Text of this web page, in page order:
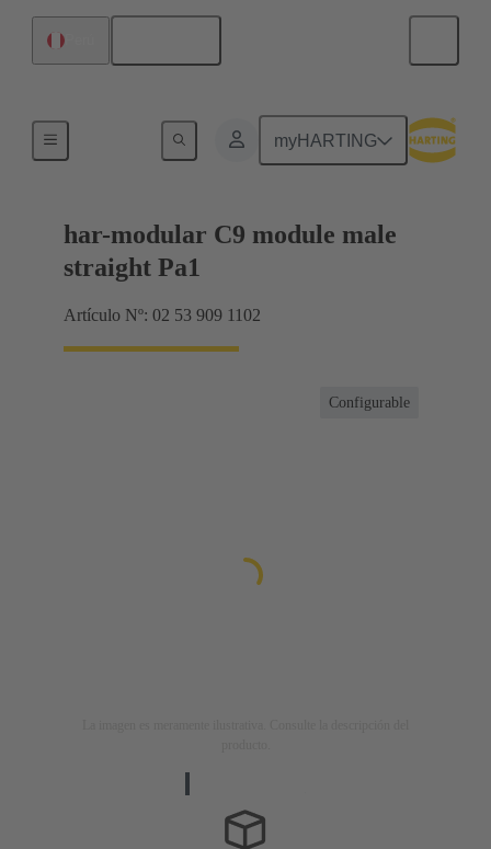
myHARTING
har-modular C9 module male
straight Pa1
Artículo Nº: 02 53 909 1102
Configurable